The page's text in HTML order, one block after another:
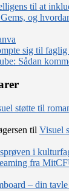
til at
og
sig til faglig
Sådan
støtte til
til Visuel
i
fra
– din